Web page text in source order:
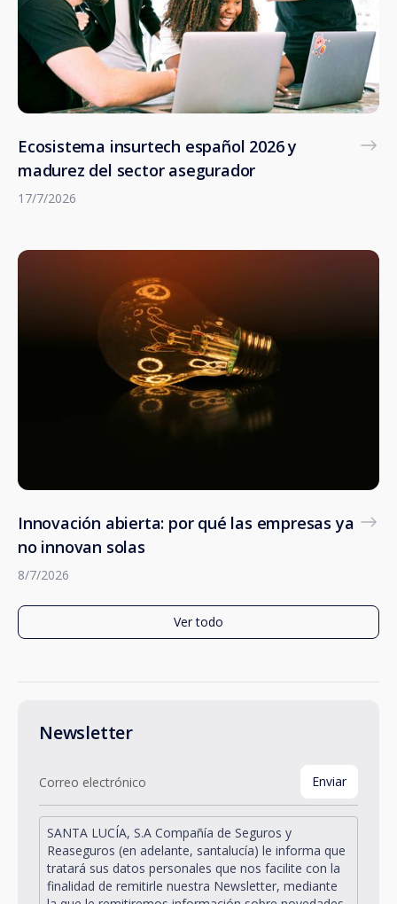
Ecosistema insurtech español 2026 y
madurez del sector asegurador
17/7/2026
Innovación abierta: por qué las empresas ya
no innovan solas
8/7/2026
Ver todo
Newsletter
SANTA LUCÍA, S.A Compañía de Seguros y
Reaseguros (en adelante, santalucía) le informa que
tratará sus datos personales que nos facilite con la
finalidad de remitirle nuestra Newsletter, mediante